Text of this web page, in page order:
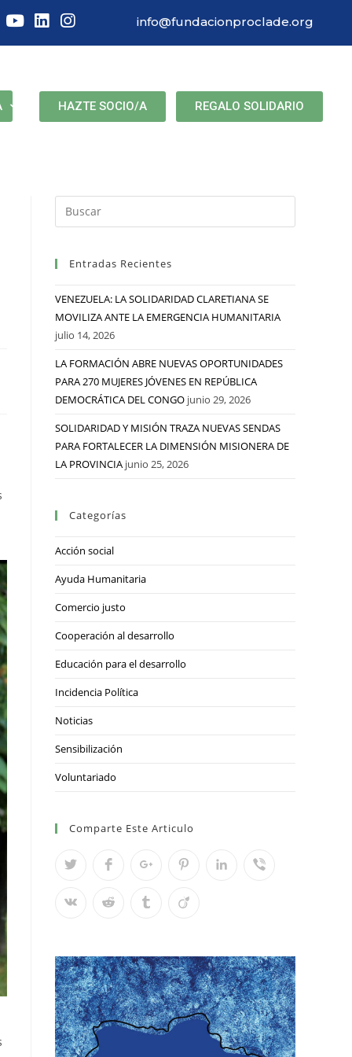
info@fundacionproclade.org
HAZTE SOCIO/A REGALO SOLIDARIO
Entradas Recientes
VENEZUELA: LA SOLIDARIDAD CLARETIANA SE
MOVILIZA ANTE LA EMERGENCIA HUMANITARIA
julio 14, 2026
LA FORMACIÓN ABRE NUEVAS OPORTUNIDADES
PARA 270 MUJERES JÓVENES EN REPÚBLICA
DEMOCRÁTICA DEL CONGO junio 29, 2026
SOLIDARIDAD Y MISIÓN TRAZA NUEVAS SENDAS
PARA FORTALECER LA DIMENSIÓN MISIONERA DE
LA PROVINCIA junio 25, 2026
Categorías
Acción social
Ayuda Humanitaria
Comercio justo
Cooperación al desarrollo
Educación para el desarrollo
Incidencia Política
Noticias
Sensibilización
Voluntariado
Comparte Este Articulo